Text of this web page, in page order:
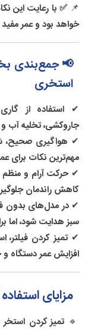
📌 ✅ با رعایت این
خواهد بود و عمر
📢 جمع‌بندی
استخری
✔ استفاده از
جاروکشی، تخلیه آب
✔ هواگیری صحیح،
مهم‌ترین نکات برای
✔ حرکت آرام و
کاهش راندمان
✔در مدل‌های بدون
سبز هدایت شود، اما
✔ تمیز کردن
افزایش عمر دستگاه
مزایای
🔹 تمیز کردن